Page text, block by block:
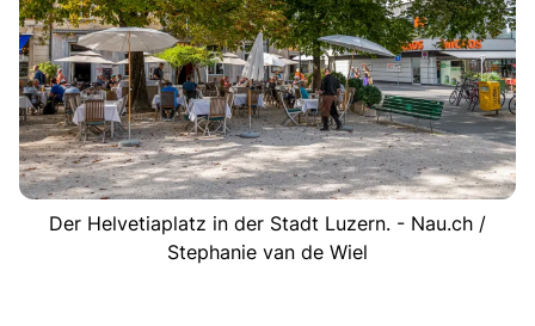
Der Helvetiaplatz in der Stadt Luzern. - Nau.ch /
Stephanie van de Wiel